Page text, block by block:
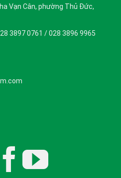
Vạn Cân, phường Thủ Đức,
3897 0761 / 028 3896 9965